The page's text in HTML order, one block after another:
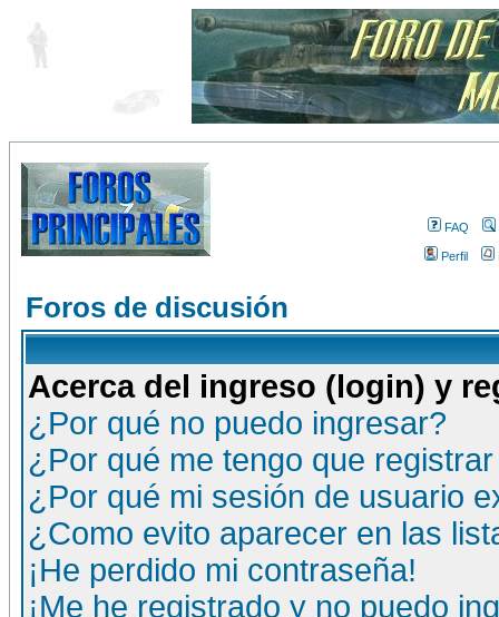
FAQ
Perfil
Foros de discusión
Acerca del ingreso (login) y
¿Por qué no puedo ingresar?
¿Por qué me tengo que
¿Por qué mi sesión de usuario
¿Como evito aparecer en las
¡He perdido mi contraseña!
¡Me he registrado y no puedo